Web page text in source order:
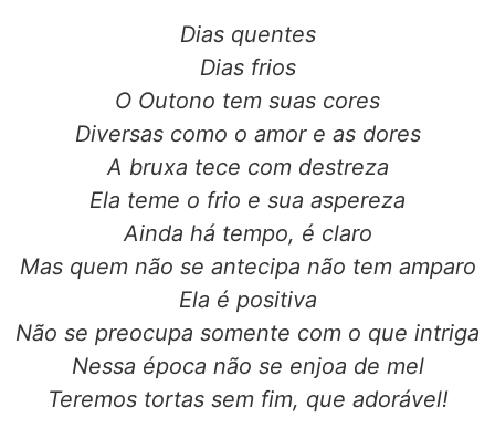
Dias quentes
Dias frios
O Outono tem suas cores
Diversas como o amor e as dores
A bruxa tece com destreza
Ela teme o frio e sua aspereza
Ainda há tempo, é claro
Mas quem não se antecipa não tem amparo
Ela é positiva
Não se preocupa somente com o que intriga
Nessa época não se enjoa de mel
Teremos tortas sem fim, que adorável!